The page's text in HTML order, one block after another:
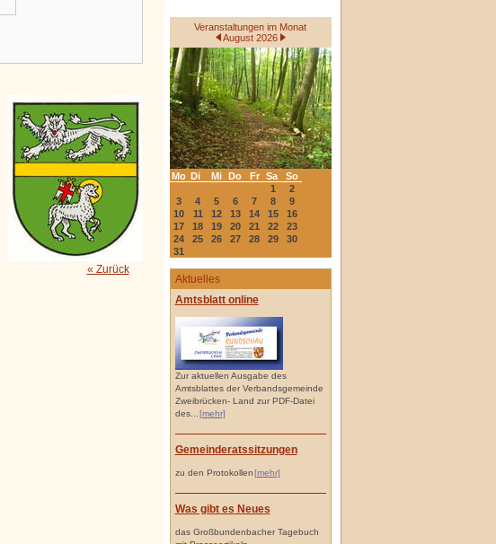
Veranstaltungen im Monat
August 2026
Mo Di Mi Do Fr Sa
So
1
2
3
4 5 6 7 8
9
10
11 12 13 14 15
16
17
18 19 20 21 22
23
24
25 26 27 28 29
30
31
Aktuelles
Amtsblatt online
Zur aktuellen Ausgabe des
Amtsblattes der Verbandsgemeinde
Zweibrücken- Land zur PDF-Datei
des...
[mehr]
Gemeinderatssitzungen
zu den Protokollen[mehr]
Was gibt es Neues
das Großbundenbacher Tagebuch
« Zurück